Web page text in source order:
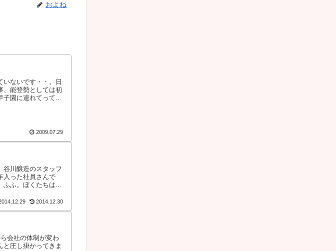
およね
いないです・・。日
、能登勢としては初
園に連れてってく
2009.07.29
谷川醸造のスタッフ
入った社員さんで
ふ。ぼくたちは書
2014.12.30
会社の体制が変わ
と圧し掛かってきま